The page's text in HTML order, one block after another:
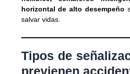
horizontal de alto desempeño
salvar vidas.
Tipos de
previenen